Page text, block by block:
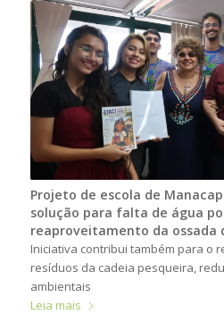
Projeto de escola de
solução para falta de água
reaproveitamento da ossada
Iniciativa contribui também para o
resíduos da cadeia pesqueira,
ambientais
Leia mais